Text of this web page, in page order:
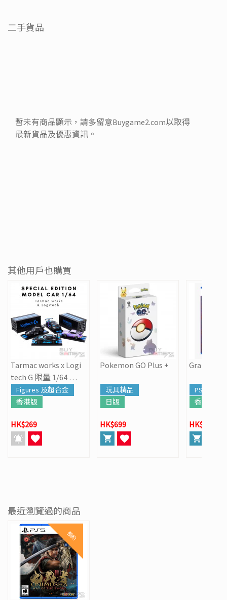
二手貨品
暫未有商品顯示，請多留意Buygame2.com以取得
最新貨品及優惠資訊。
其他用戶也購買
Tarmac works x Logi
tech G 限量 1/64 跑
車模型
Figures 及超合金
香港版
HK$269
Pokemon GO Plus +
玩具精品
日版
HK$699
Grand
PS5
香港版
HK$568
最近瀏覽過的商品
預約